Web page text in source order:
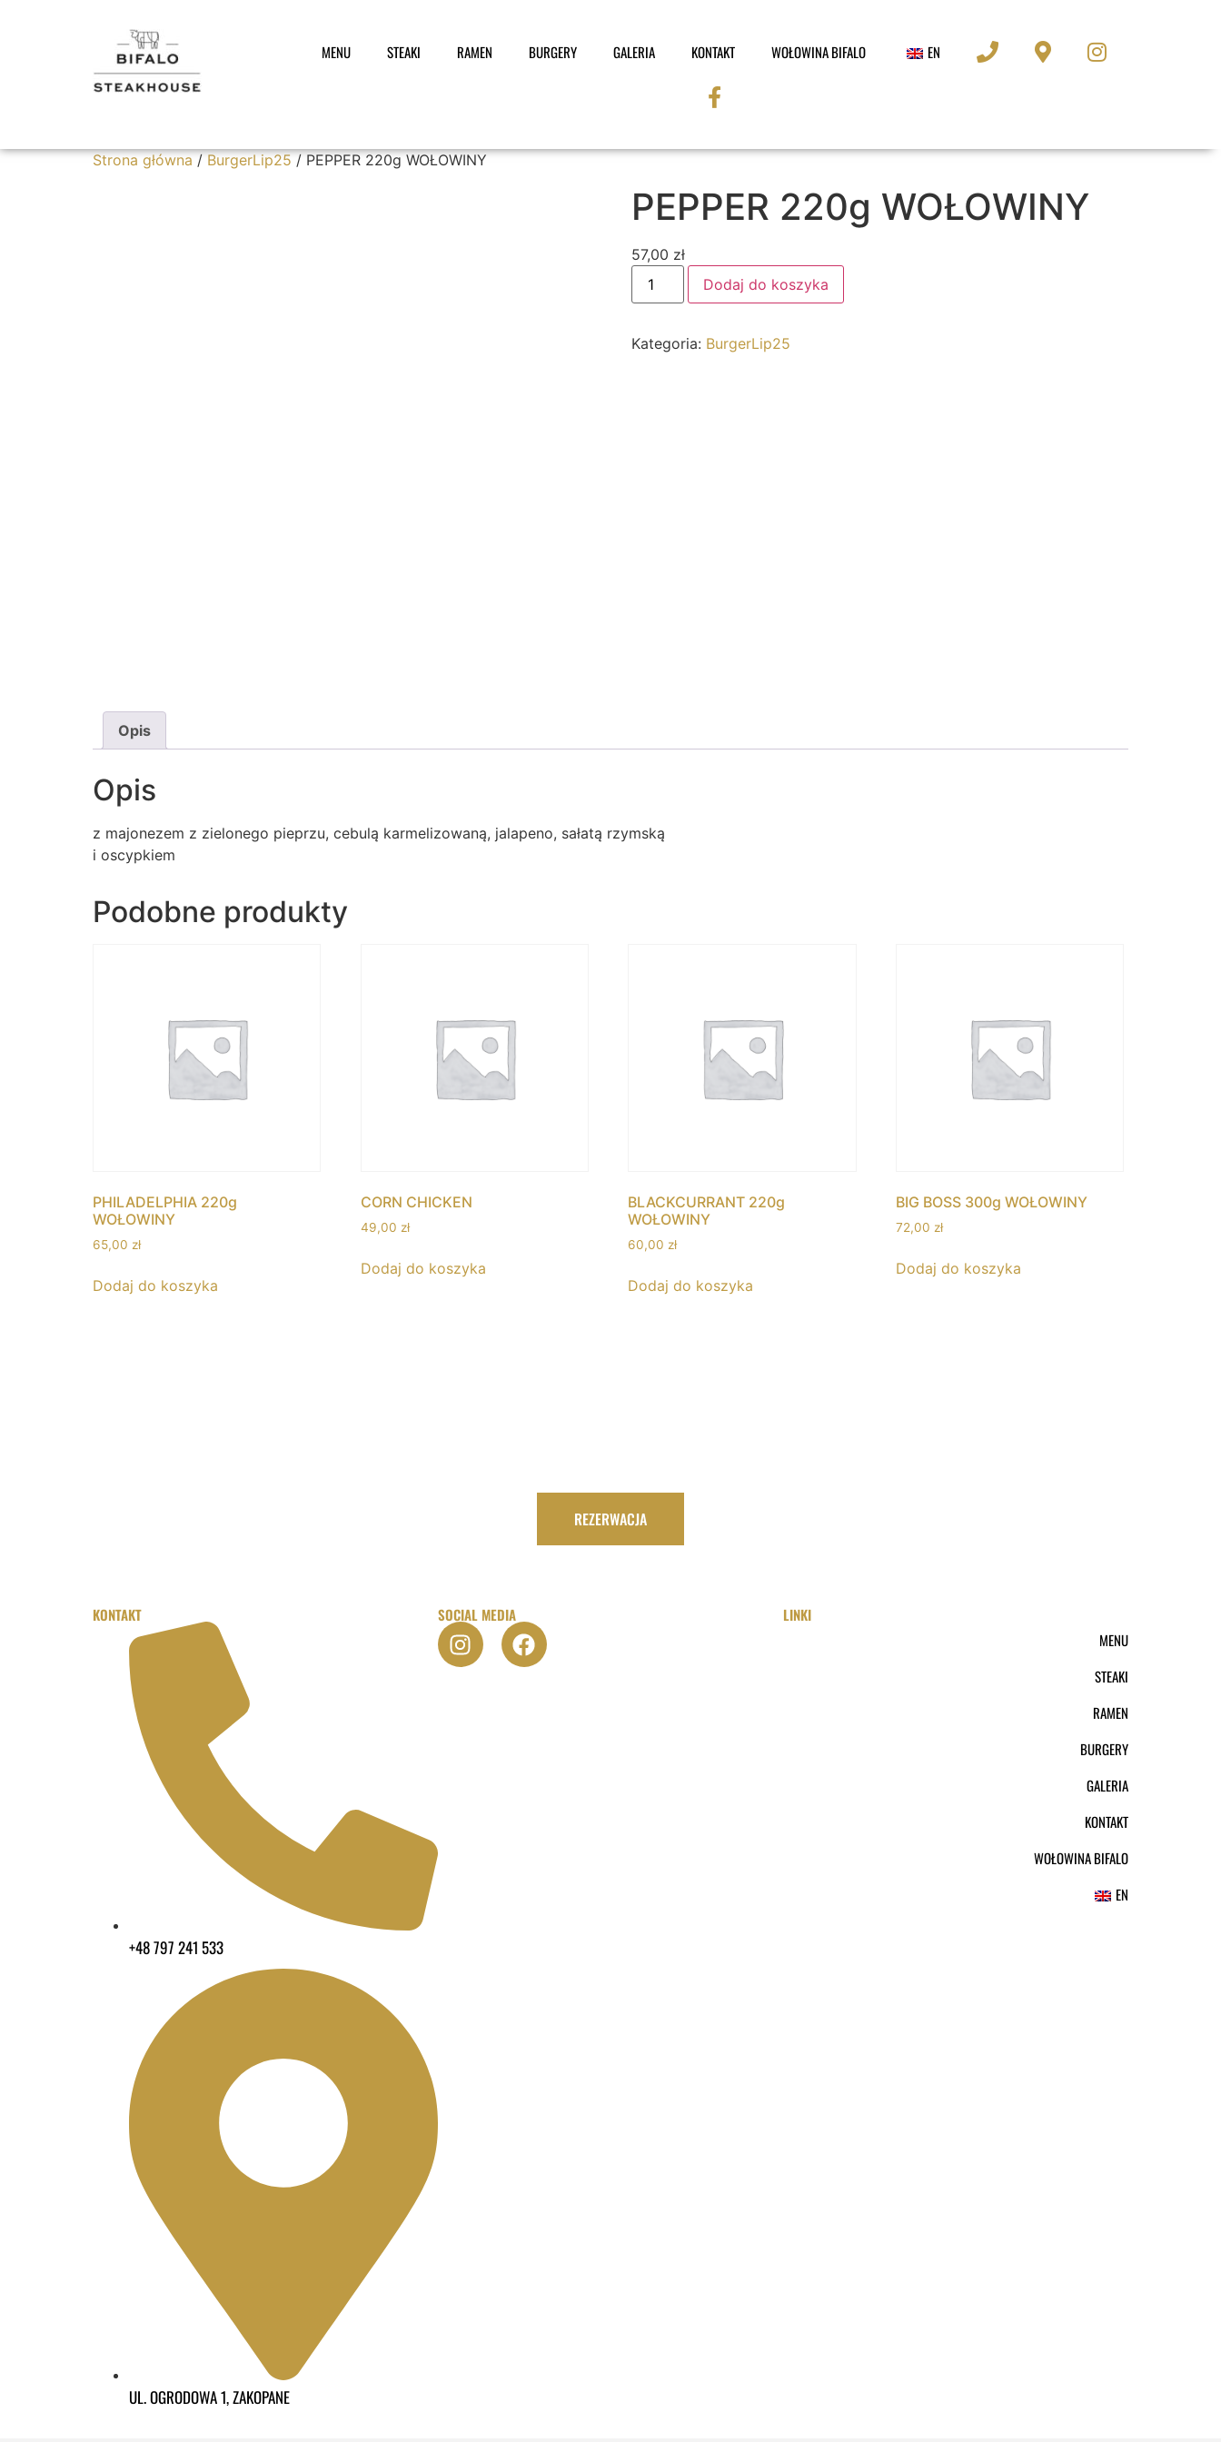
MENU STEAKI RAMEN BURGERY GALERIA KONTAKT WOŁOWINA BIFALO EN
Strona główna / BurgerLip25 / PEPPER 220g WOŁOWINY
PEPPER 220g WOŁOWINY
57,00 zł
Dodaj do koszyka
Kategoria: BurgerLip25
Opis
Opis
z majonezem z zielonego pieprzu, cebulą karmelizowaną, jalapeno, sałatą rzymską
i oscypkiem
Podobne produkty
PHILADELPHIA 220g
WOŁOWINY
65,00 zł
Dodaj do koszyka
CORN CHICKEN
49,00 zł
Dodaj do koszyka
BLACKCURRANT 220g
WOŁOWINY
60,00zł
Dodaj do koszyka
BIG BOSS 300g WOŁOWINY
72,00zł
Dodaj do koszyka
REZERWACJA
KONTAKT
+48 797 241 533
UL. OGRODOWA 1, ZAKOPANE
SOCIAL MEDIA
LINKI
MENU
STEAKI
RAMEN
BURGERY
GALERIA
KONTAKT
WOŁOWINA BIFALO
EN